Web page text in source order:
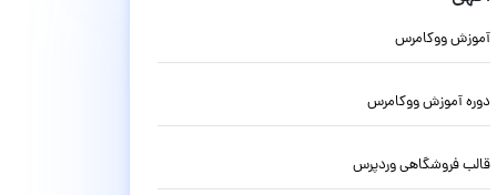
آموزش ووکامرس
دوره آموزش ووکامرس
قالب فروشگاهی وردپرس